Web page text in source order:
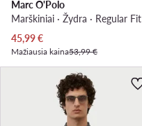
Marc O'Polo
Marškiniai · Žydra · Regular Fit
Dabartinė kaina
45,99€
Mažiausia kaina53,99 €